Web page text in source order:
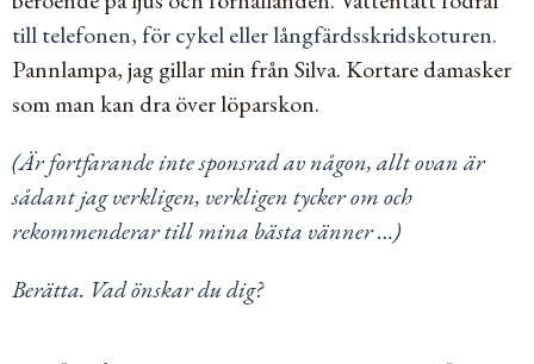
till telefonen, för cykel eller långfärdsskridskoturen.
Pannlampa, jag gillar min från Silva. Kortare damasker
som man kan dra över löparskon.
(Är fortfarande inte sponsrad av någon, allt ovan är
sådant jag verkligen, verkligen tycker om och
rekommenderar till mina bästa vänner …)
Berätta. Vad önskar du dig?